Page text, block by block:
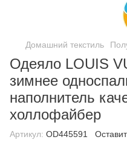
Домашний текстиль
Одеяло LOUIS
зимнее
наполнитель
холлофайбер
Артикул: ОD445591